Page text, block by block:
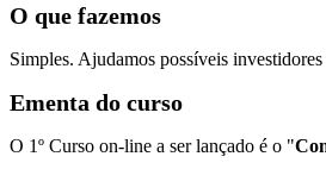
O que fazemos
Simples. Ajudamos possíveis
Ementa do curso
O 1º Curso on-line a ser lançado é o "